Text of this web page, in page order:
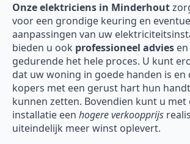
Onzeelektriciens in Minderhout
voor een grondige keuring en
aanpassingen van uw
bieden u ook professioneel advies
gedurende het hele proces. U kunt
dat uw woning in goede handen is
kopers met een gerust hart hun
kunnen zetten. Bovendien kunt u met
installatie een hogere verkoopprijs
uiteindelijk meer winst oplevert.